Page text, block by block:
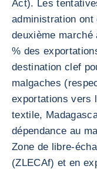
Act). Les
administration
deuxième marché
% des
destination clef
malgaches
exportations vers
textile,
dépendance au
Zone de libre-
(ZLECAf) et en